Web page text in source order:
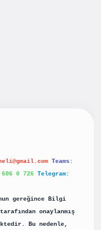
Teams:
606 0 726 Telegram:
gereğince Bilgi
onaylanmış
Bu nedenle,